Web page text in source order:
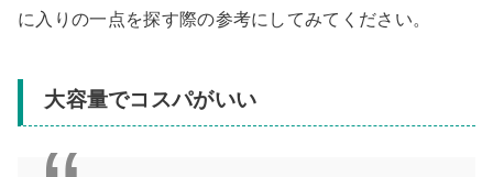
に入りの一点を探す際の参考にしてみてください。
大容量でコスパがいい